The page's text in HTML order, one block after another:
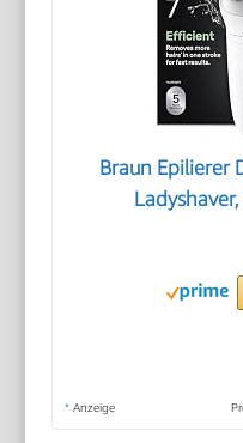
Braun Epilierer
* Anzeige